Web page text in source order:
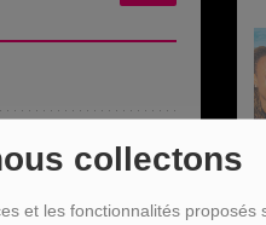
collectons
et les fonctionnalités proposés